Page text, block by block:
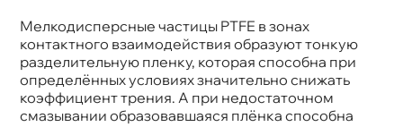
Мелкодисперсные частицы PTFE в зонах
контактного взаимодействия образуют тонкую
разделительную пленку, которая способна при
определённых условиях значительно снижать
коэффициент трения. А при недостаточном
смазывании образовавшаяся плёнка способна